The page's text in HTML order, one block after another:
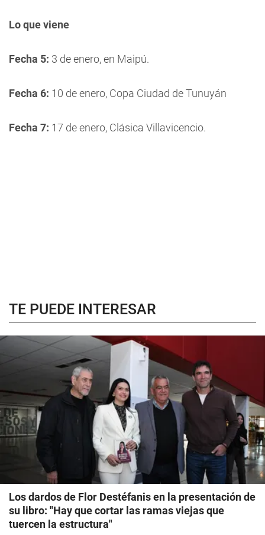
Lo que viene
Fecha 5: 3 de enero, en Maipú.
Fecha 6: 10 de enero, Copa Ciudad de Tunuyán
Fecha 7: 17 de enero, Clásica Villavicencio.
TE PUEDE INTERESAR
Los dardos de Flor Destéfanis en la presentación de
su libro: "Hay que cortar las ramas viejas que
tuercen la estructura"